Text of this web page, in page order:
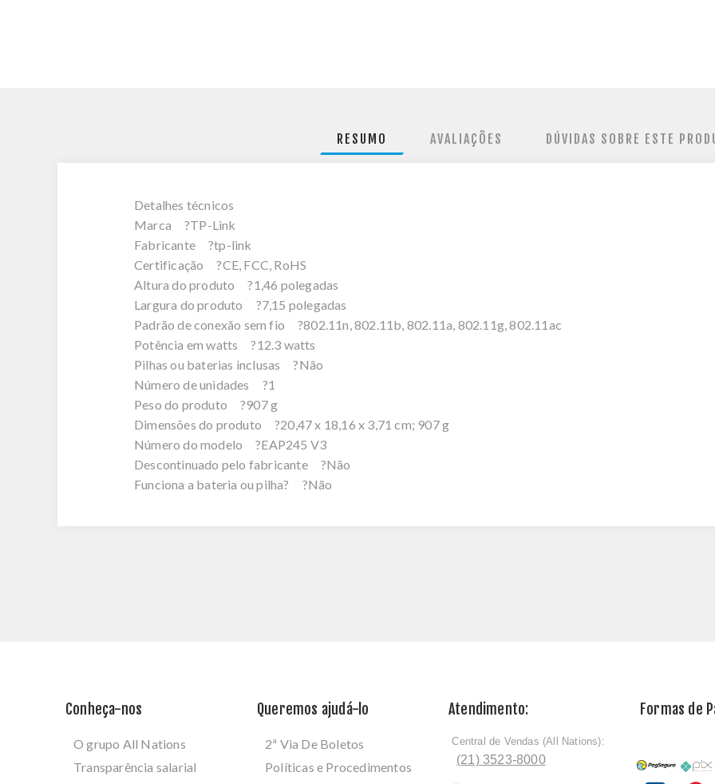
RESUMO AVALIAÇÕES DÚVIDAS SOBRE ESTE
Detalhes técnicos
Marca ?TP-Link
Fabricante ?tp-link
Certificação ?CE, FCC, RoHS
Altura do produto ?1,46 polegadas
Largura do produto ?7,15 polegadas
Padrão de conexão sem fio ?802.11n, 802.11b, 802.11a, 802.11g, 802.11ac
Potência em watts ?12.3 watts
Pilhas ou baterias inclusas ?Não
Número de unidades ?1
Peso do produto ?907 g
Dimensões do produto ?20,47 x 18,16 x 3,71 cm; 907 g
Número do modelo ?EAP245 V3
Descontinuado pelo fabricante ?Não
Funciona a bateria ou pilha? ?Não
Conheça-nos
O grupo All Nations
Transparência salarial
Queremos ajudá-lo
2ª Via De Boletos
Políticas e Procedimentos
Atendimento:
ﾠCentral de Vendas (All Nations):
(21) 3523-8000
Formas de